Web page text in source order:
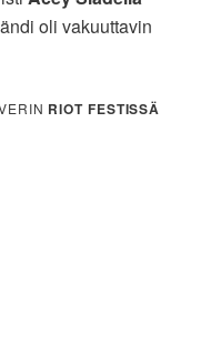
oli vakuuttavin
RIOT FESTISSÄ